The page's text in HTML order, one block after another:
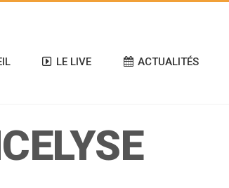
LE LIVE ACTUALITÉS